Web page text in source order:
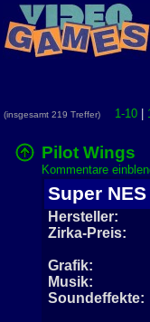
(insgesamt 219 Treffer) 1-10|
Pilot Wings
Kommentare
Super NES
Hersteller:
Zirka-Preis:
Grafik:
Musik:
Soundeffekte: